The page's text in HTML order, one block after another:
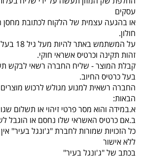
עסקים
חולון.
על המשתמש באתר להיות מעל גיל 18 בעל תעודת
זהות תקינה וכרטיס אשראי חוקי.
קבלת המוצר - שליח החברה רשאי לבקש
בעל כרטיס החיוב.
החברה רשאית למנוע מגולש לרכוש
הבאות:
א.במידה והוא מסר פרטי זיהוי או תשלום
ב.אם כרטיס האשראי שלו נחסם או הוגבל
כל הזכויות שמורות לחברת "ג'ונגל בעיר"
ללא אישור
בכתב של "ג'ונגל בעיר"